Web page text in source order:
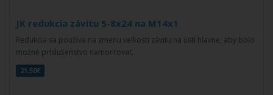
JK redukcia závitu 5-8x24 na M14x1
Redukcia sa používa na zmenu veľkosti závitu na ústí hlavne, aby bolo
možné príslušenstvo namontovať..
21,50€